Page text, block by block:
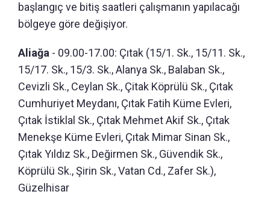
başlangıç ve bitiş saatleri çalışmanın yapılacağı
bölgeye göre değişiyor.
Aliağa - 09.00-17.00: Çıtak (15/1. Sk., 15/11. Sk.,
15/17. Sk., 15/3. Sk., Alanya Sk., Balaban Sk.,
Cevizli Sk., Ceylan Sk., Çitak Köprülü Sk., Çıtak
Cumhuriyet Meydanı, Çıtak Fatih Küme Evleri,
Çıtak İstiklal Sk., Çıtak Mehmet Akif Sk., Çıtak
Menekşe Küme Evleri, Çıtak Mimar Sinan Sk.,
Çıtak Yıldız Sk., Değirmen Sk., Güvendik Sk.,
Köprülü Sk., Şirin Sk., Vatan Cd., Zafer Sk.),
Güzelhisar